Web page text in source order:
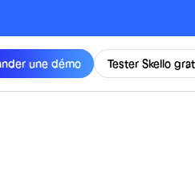
une démo Tester Skello